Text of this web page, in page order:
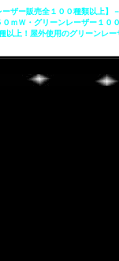
ザー販売全１００種類以上
ｍＷ・グリーンレーザー１
以上！屋外使用のグリーンレ